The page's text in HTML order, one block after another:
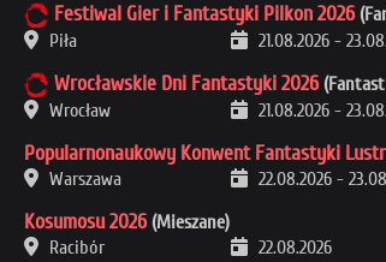
Festiwal Gier i Fantastyki Pilkon 2026
Piła
21.08.2026 -
Wrocławskie Dni Fantastyki 2026
Wrocław
21.08.2026 -
Popularnonaukowy Konwent Fantastyki
Warszawa
22.08.2026 -
Kosumosu 2026 (Mieszane)
Racibór
22.08.2026